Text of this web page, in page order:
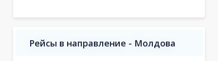
Рейсы в направление - Молдова